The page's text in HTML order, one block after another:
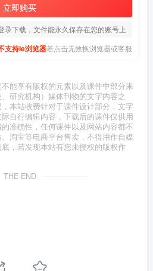
立即购买
录下载，文件能永久保存在您的账号上
支持ie浏览器若点击无效换浏览器或客服
能享有版权的元素以及课件中部分来
研究机构）媒体刊物的文字内容之
本站收费针对于课件设计部分，文字
自行编辑内容，下载后的课件仅供用
准确性，任何课件以及网站内容都不
淘宝等电商平台售卖，不得用作自媒
，若发现本站有您未授权的版权作
THE END